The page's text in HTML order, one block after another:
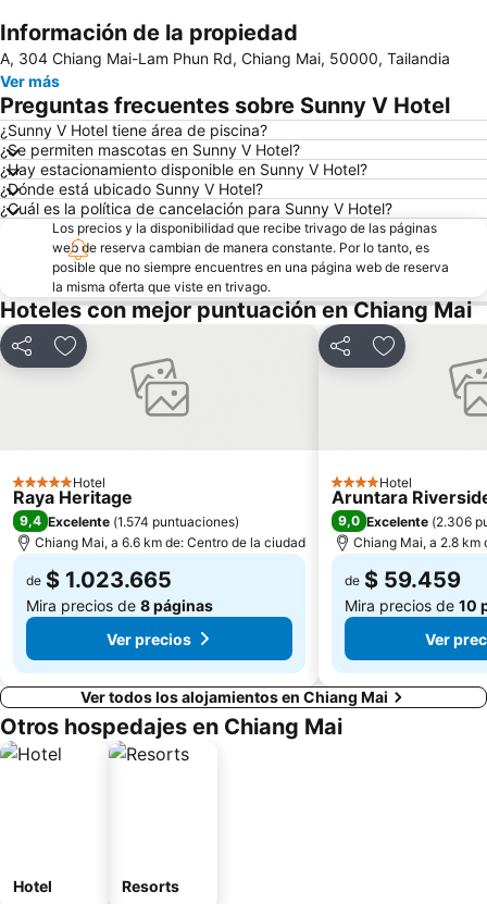
Ampliar mapa
Información de la propiedad
A, 304 Chiang Mai-Lam Phun Rd, Chiang Mai, 50000, Tailandia
Ver más
Preguntas frecuentes sobre Sunny V Hotel
¿Sunny V Hotel tiene área de piscina?
¿Se permiten mascotas en Sunny V Hotel?
¿Hay estacionamiento disponible en Sunny V Hotel?
¿Dónde está ubicado Sunny V Hotel?
¿Cuál es la política de cancelación para Sunny V Hotel?
Los precios y la disponibilidad que recibe trivago de las páginas
web de reserva cambian de manera constante. Por lo tanto, es
posible que no siempre encuentres en una página web de reserva
la misma oferta que viste en trivago.
Hoteles con mejor puntuación en Chiang Mai
CompartirAgregar a favoritos
5 EstrellasHotel
Raya Heritage
9,4 Excelente (1.574 puntuaciones)
Chiang Mai, a 6.6 km de: Centro de la ciudad
de $ 1.023.665
Mira precios de 8 páginas
Ver precios
CompartirAgregar a
4 Estrellas
Hotel
Aruntara
9,0 Excelente (2.306
Chiang Mai, a 2.8 km
de $ 59.459
Mira precios de 10
Ver
Ver todos los alojamientos en Chiang Mai
Otros hospedajes en Chiang Mai
Hotel Resorts